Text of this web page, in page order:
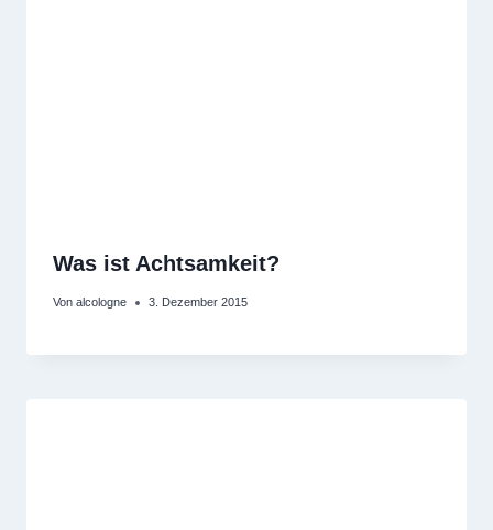
Was ist Achtsamkeit?
Von alcologne 3. Dezember 2015